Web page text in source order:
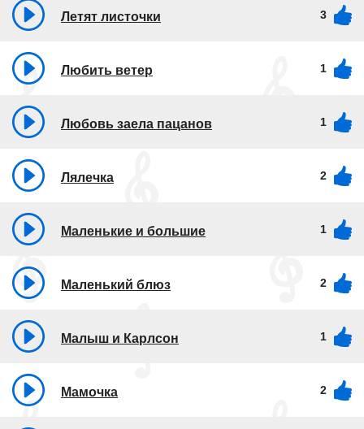
Летят листочки 3
Любить ветер 1
Любовь заела пацанов 1
Лялечка 2
Маленькие и большие 1
Маленький блюз 2
Малыш и Карлсон 1
Мамочка 2